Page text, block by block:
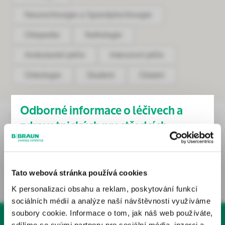
Tato webová stránka používá cookies
K personalizaci obsahu a reklam, poskytování funkcí
sociálních médií a analýze naší návštěvnosti využíváme
soubory cookie. Informace o tom, jak náš web používáte,
Odesláním souhlasíte se zpracováním osobních údajů.
Odborné informace o léčivech a
zdravotnických prostředcích
odborníkům v České republice. Nejsou určeny laické
veřejnosti.
Odborníkem je dle § 2a zákona č. 40/1995 Sb., o regulaci
reklamy, v platném znění, osoba oprávněná předepisovat